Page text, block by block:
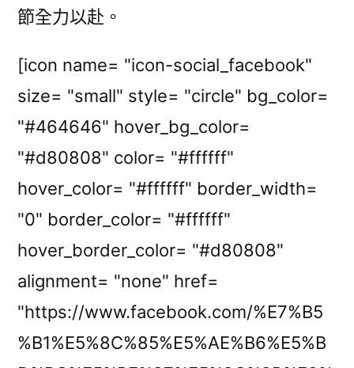
節全力以赴。
[icon name= "icon-social_facebook"
size= "small" style= "circle" bg_color=
"#464646" hover_bg_color=
"#d80808" color= "#ffffff"
hover_color= "#ffffff" border_width=
"0" border_color= "#ffffff"
hover_border_color= "#d80808"
alignment= "none" href=
"https://www.facebook.com/%E7%B5
%B1%E5%8C%85%E5%AE%B6%E5%B